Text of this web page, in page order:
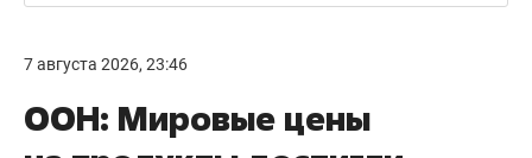
7 августа 2026, 23:46
ООН: Мировые цены